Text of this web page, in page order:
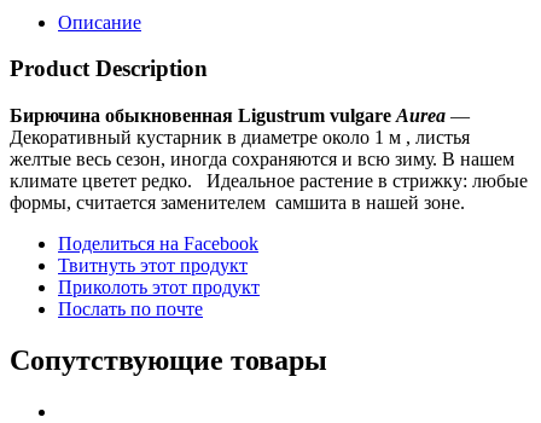
Описание
Product Description
Бирючина обыкновенная Ligustrum vulgare Aurea —
Декоративный кустарник в диаметре около 1 м , листья
желтые весь сезон, иногда сохраняются и всю зиму. В нашем
климате цветет редко. Идеальное растение в стрижку: любые
формы, считается заменителем самшита в нашей зоне.
Поделиться на Facebook
Твитнуть этот продукт
Приколоть этот продукт
Послать по почте
Сопутствующие товары